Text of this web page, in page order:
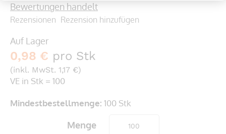
springen
Bewertungen handelt
Rezensionen Rezension hinzufügen
Auf Lager
0,98 € pro Stk
(inkl. MwSt. 1,17 €)
VE in Stk = 100
Mindestbestellmenge: 100 Stk
Menge